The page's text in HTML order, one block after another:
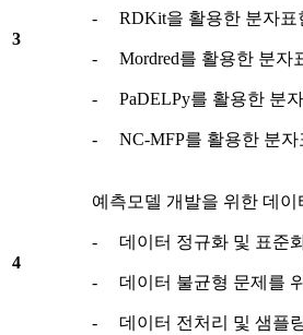
3
- RDKit을 활용한 분자표
- Mordred를 활용한 분자
- PaDELPy를 활용한 분
- NC-MFP를 활용한 분자
4
예측모델 개발을 위한 데이
- 데이터 정규화 및 표준
- 데이터 불균형 문제를
- 데이터 전처리 및 샘플